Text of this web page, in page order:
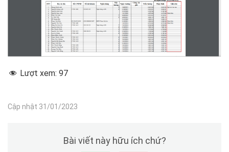
Lượt xem: 97
Cập nhật 31/01/2023
Bài viết này hữu ích chứ?